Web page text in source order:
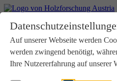
Auf unserer Webseite werden
werden zwingend benötigt,
Ihre Nutzererfahrung auf unserer
Aktuelles
Downloads
Kontakt
Login